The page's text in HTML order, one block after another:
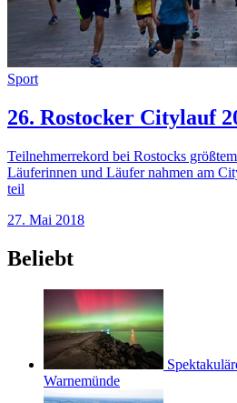
Sport
26. Rostocker Citylauf
Teilnehmerrekord bei Rostocks
Läuferinnen und Läufer nahmen am
teil
27. Mai 2018
Beliebt
Warnemünde